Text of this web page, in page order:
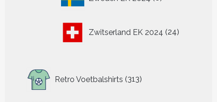
producten
Zwitserland EK 2024 24
producten
Retro Voetbalshirts 313
producten